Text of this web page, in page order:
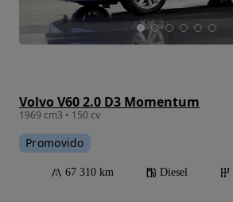
Volvo V60 2.0 D3 Momentum
1969 cm3 • 150 cv
Promovido
67 310 km Diesel